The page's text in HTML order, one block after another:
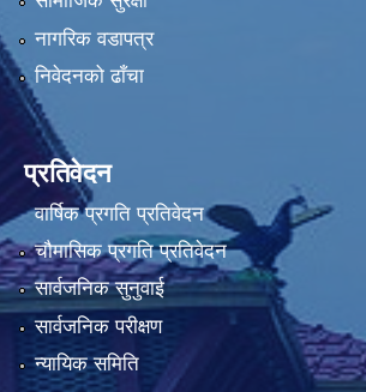
नागरिक वडापत्र
निवेदनको ढाँचा
प्रतिवेदन
वार्षिक प्रगति प्रतिवेदन
चौमासिक प्रगति प्रतिवेदन
सार्वजनिक सुनुवाई
सार्वजनिक परीक्षण
न्यायिक समिति